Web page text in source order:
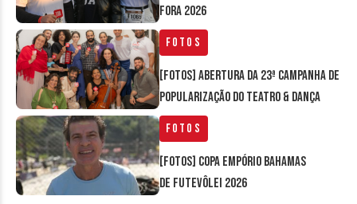
Fora 2026
Fotos
[FOTOS] Abertura da 23ª Campanha de
Popularização do Teatro & Dança
Fotos
[FOTOS] Copa Empório Bahamas
de Futevôlei 2026